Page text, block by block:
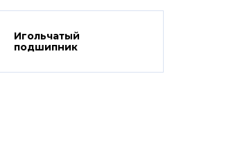
Игольчатый
подшипник